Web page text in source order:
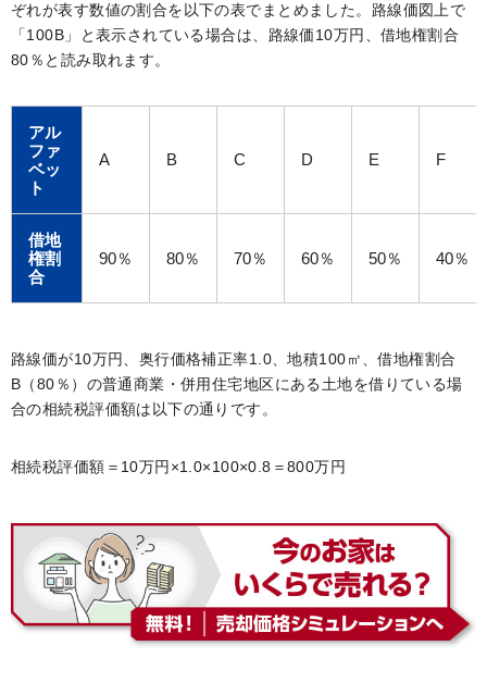
ぞれが表す数値の割合を以下の表でまとめました。路線価図上で
「100B」と表示されている場合は、路線価10万円、借地権割合
80％と読み取れます。
アル
ファ
ベッ
ト
A B C D E F
借地
権割
合
90％ 80％ 70％ 60％ 50％ 40％
路線価が10万円、奥行価格補正率1.0、地積100㎡、借地権割合
B（80％）の普通商業・併用住宅地区にある土地を借りている場
合の相続税評価額は以下の通りです。
相続税評価額＝10万円×1.0×100×0.8＝800万円